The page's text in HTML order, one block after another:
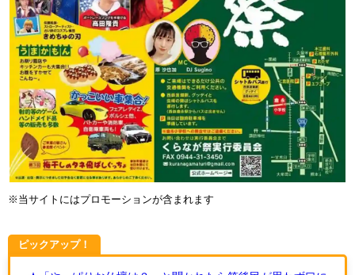
※当サイトにはプロモーションが含まれます
ピックアップ！